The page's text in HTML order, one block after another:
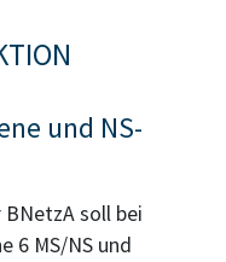
und NS-
soll bei
6 MS/NS und